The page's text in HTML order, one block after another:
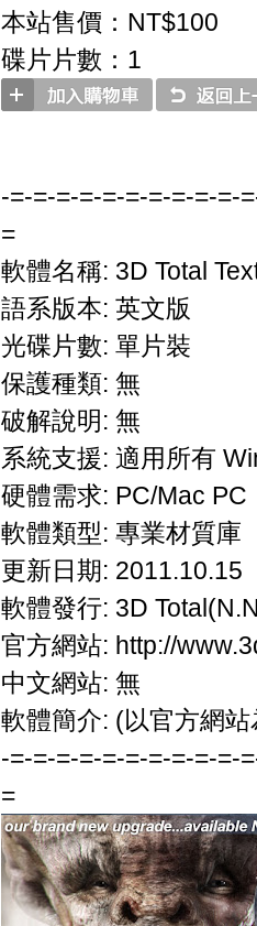
本站售價：NT$100
碟片片數：1
-=-=-=-=-=-=-=-=-=-=-
=
軟體名稱: 3D Total
語系版本: 英文版
光碟片數: 單片裝
保護種類: 無
破解說明: 無
系統支援: 適用所有
硬體需求: PC/Mac PC
軟體類型: 專業材質庫
更新日期: 2011.10.15
軟體發行: 3D
官方網站: http://
中文網站: 無
軟體簡介: (以官方網站
-=-=-=-=-=-=-=-=-=-=-
=